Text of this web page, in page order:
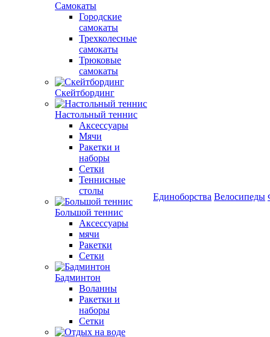
Самокаты
Городские
самокаты
Трехколесные
самокаты
Трюковые
самокаты
Скейтбординг
Настольный теннис
Аксессуары
Мячи
Ракетки и
наборы
Сетки
Теннисные
столы
Большой теннис
Аксессуары
мячи
Ракетки
Сетки
Бадминтон
Воланны
Ракетки и
наборы
Сетки
Единоборства Велосипеды